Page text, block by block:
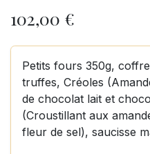
102,00 €
Petits fours 350g,
truffes, Créoles
de chocolat lait et
(Croustillant aux
fleur de sel), saucisse